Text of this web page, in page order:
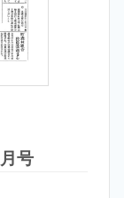
号